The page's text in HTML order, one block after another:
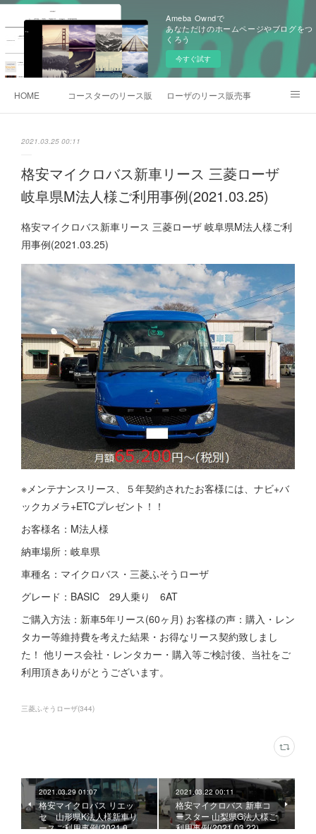
Ameba Owndで
あなただけのホームページやブログをつ
くろう
今すぐ試す
HOME コースターのリース販売事例ローザのリース販売事例
2021.03.25 00:11
格安マイクロバス新車リース 三菱ローザ
岐阜県M法人様ご利用事例(2021.03.25)
格安マイクロバス新車リース 三菱ローザ 岐阜県M法人様ご利
用事例(2021.03.25)
※メンテナンスリース、５年契約されたお客様には、ナビ+バ
ックカメラ+ETCプレゼント！！
お客様名：M法人様
納車場所：岐阜県
車種名：マイクロバス・三菱ふそうローザ
グレード：BASIC 29人乗り 6AT
ご購入方法：新車5年リース(60ヶ月) お客様の声：購入・レン
タカー等維持費を考えた結果・お得なリース契約致しまし
た！ 他リース会社・レンタカー・購入等ご検討後、当社をご
利用頂きありがとうございます。
三菱ふそうローザ(344)
2021.03.29 01:07
格安マイクロバス リエッ
セ 山形県K法人様新車リ
ースご利用事例(2021.0…
2021.03.22 00:11
格安マイクロバス 新車コ
ースター 山梨県G法人様ご
利用事例(2021.03.22)